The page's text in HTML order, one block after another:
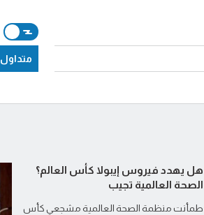
متداول
هل يهدد فيروس إيبولا كأس العالم؟
الصحة العالمية تجيب
طمأنت منظمة الصحة العالمية مشجعي كأس